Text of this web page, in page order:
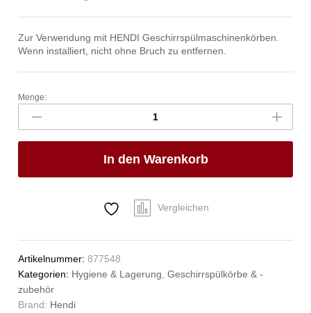
Zur Verwendung mit HENDI Geschirrspülmaschinenkörben.
Wenn installiert, nicht ohne Bruch zu entfernen.
Aufsatz
Geschirrspülkorb,
HENDI,
Fächer
Anzahl
Menge:
In den Warenkorb
Vergleichen
Artikelnummer:877548
Kategorien: Hygiene & Lagerung,Geschirrspülkörbe & -
zubehör
Brand: Hendi